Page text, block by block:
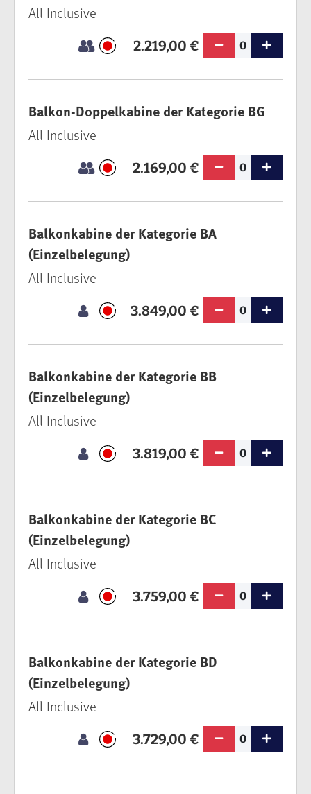
2.219,00 € 0
All Inclusive
Balkon-Doppelkabine der Kategorie BG
2.169,00 € 0
All Inclusive
Balkonkabine der Kategorie BA
(Einzelbelegung)
3.849,00 € 0
All Inclusive
Balkonkabine der Kategorie BB
(Einzelbelegung)
3.819,00 € 0
All Inclusive
Balkonkabine der Kategorie BC
(Einzelbelegung)
3.759,00 € 0
All Inclusive
Balkonkabine der Kategorie BD
(Einzelbelegung)
3.729,00 € 0
All Inclusive